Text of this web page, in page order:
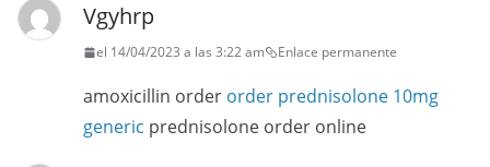
Vgyhrp
el 14/04/2023 a las 3:22 am Enlace permanente
amoxicillin order order prednisolone 10mg
generic prednisolone order online